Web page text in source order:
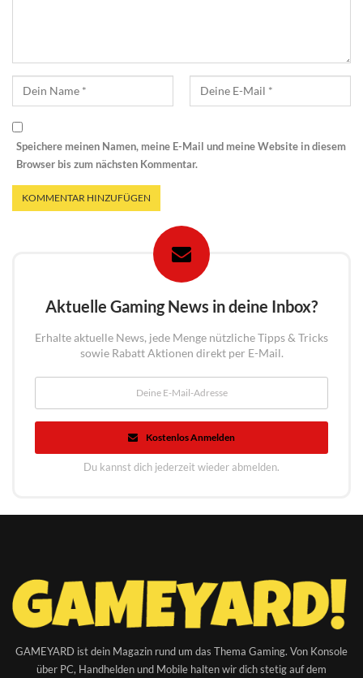
Speichere meinen Namen, meine E-Mail und meine Website in diesem
Browser bis zum nächsten Kommentar.
Aktuelle Gaming News in deine Inbox?
Erhalte aktuelle News, jede Menge nützliche Tipps & Tricks
sowie Rabatt Aktionen direkt per E-Mail.
Kostenlos Anmelden
Du kannst dich jederzeit wieder abmelden.
GAMEYARD ist dein Magazin rund um das Thema Gaming. Von Konsole
über PC, Handhelden und Mobile halten wir dich stetig auf dem